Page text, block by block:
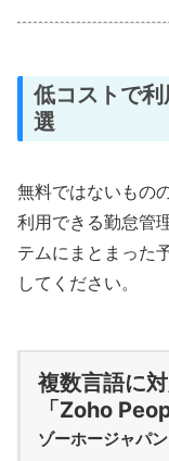
低コストで
選
無料ではないもの
利用できる勤怠管
テムにまとまった
してください。
複数言語に
「Zoho
ゾーホージャパン